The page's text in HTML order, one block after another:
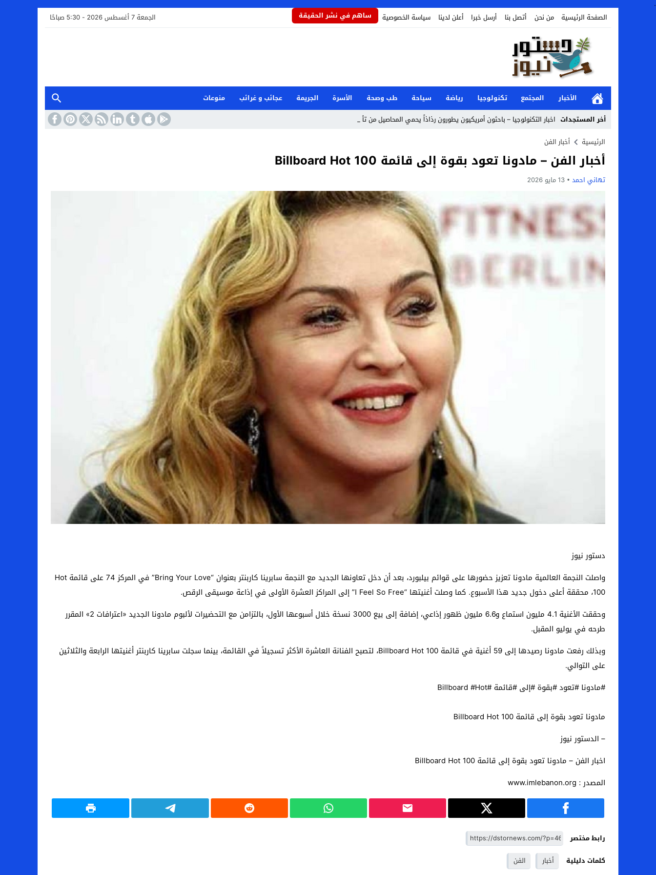
.
الصفحة الرئيسية
من نحن أتصل بنا أرسل خبرا أعلن لدينا سياسة الخصوصية ساهم في نشر الحقيقة الجمعة 7 أغسطس 2026 - 5:30 صباحًا
الأخبار المجتمع تكنولوجيا رياضة سياحة طب وصحة الأسرة الجريمة عجائب و غرائب
منوعات
أخر المستجدات اخبار التكنولوجيا – باحثون أمريكيون يطورون رذاذاً يحمي المحاصيل من تأثيرات المل _
Stop
Previous
Next
الرئيسية أخبار الفن
أخبار الفن – مادونا تعود بقوة إلى قائمة Billboard Hot 100
تهاني احمد 13 مايو 2026
دستور نيوز
واصلت النجمة العالمية مادونا تعزيز حضورها على قوائم بيلبورد، بعد أن دخل تعاونها الجديد مع النجمة سابرينا كاربنتر بعنوان “Bring Your Love” في المركز 74 على قائمة Hot
100، محققة أعلى دخول جديد هذا الأسبوع. كما وصلت أغنيتها “I Feel So Free” إلى المراكز العشرة الأولى في إذاعة موسيقى الرقص.
وحققت الأغنية 4.1 مليون استماع و6.6 مليون ظهور إذاعي، إضافة إلى بيع 3000 نسخة خلال أسبوعها الأول، بالتزامن مع التحضيرات لألبوم مادونا الجديد «اعترافات 2» المقرر
طرحه في يوليو المقبل.
وبذلك رفعت مادونا رصيدها إلى 59 أغنية في قائمة Billboard Hot 100، لتصبح الفنانة العاشرة الأكثر تسجيلاً في القائمة، بينما سجلت سابرينا كاربنتر أغنيتها الرابعة والثلاثين
على التوالي.
#مادونا #تعود #بقوة #إلى #قائمة #Billboard #Hot
مادونا تعود بقوة إلى قائمة Billboard Hot 100
– الدستور نيوز
اخبار الفن – مادونا تعود بقوة إلى قائمة Billboard Hot 100
المصدر : www.imlebanon.org
رابط مختصر
كلمات دليلية
أخبار الفن